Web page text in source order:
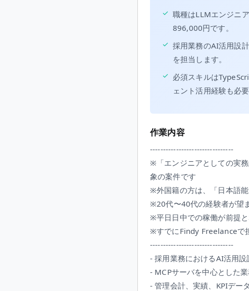
✓ 職種はLLMエンジニ
896,000円です。
✓ 採用業務のAI活用設
を担当します。
✓ 必須スキルは
ェント活用経験も必要
作業内容
--------------------------------
※「エンジニアとしての実
象の案件です
※外国籍の方は、「日本語
※20代〜40代の経験者が望
※平日日中での稼働が前提と
※すでにFindy Freelanceで
--------------------------------
- 採用業務におけるAI活用
- MCPサーバを中心とした
- 管理会計、実績、KPIデー